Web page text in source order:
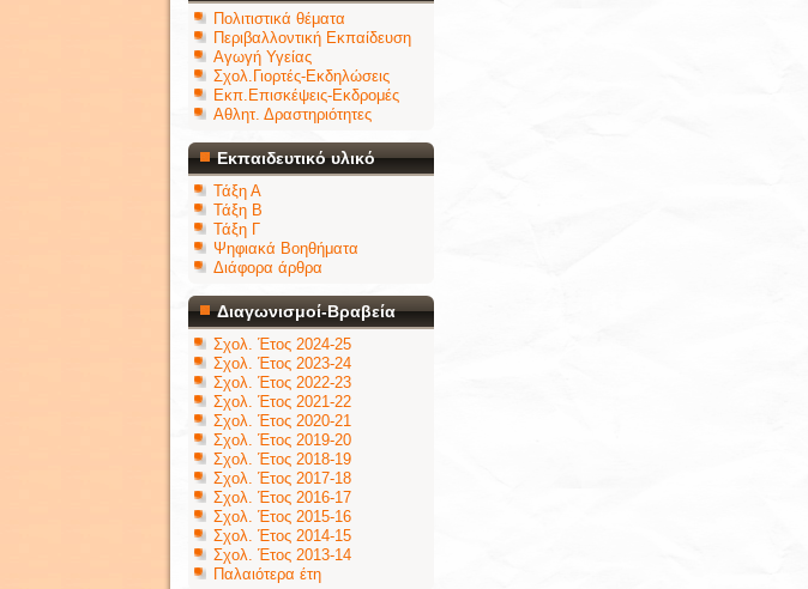
Πολιτιστικά θέματα
Περιβαλλοντική Εκπαίδευση
Αγωγή Υγείας
Σχολ.Γιορτές-Εκδηλώσεις
Εκπ.Επισκέψεις-Εκδρομές
Αθλητ. Δραστηριότητες
Εκπαιδευτικό υλικό
Τάξη Α
Τάξη Β
Τάξη Γ
Ψηφιακά Βοηθήματα
Διάφορα άρθρα
Διαγωνισμοί-Βραβεία
Σχολ. Έτος 2024-25
Σχολ. Έτος 2023-24
Σχολ. Έτος 2022-23
Σχολ. Έτος 2021-22
Σχολ. Έτος 2020-21
Σχολ. Έτος 2019-20
Σχολ. Έτος 2018-19
Σχολ. Έτος 2017-18
Σχολ. Έτος 2016-17
Σχολ. Έτος 2015-16
Σχολ. Έτος 2014-15
Σχολ. Έτος 2013-14
Παλαιότερα έτη